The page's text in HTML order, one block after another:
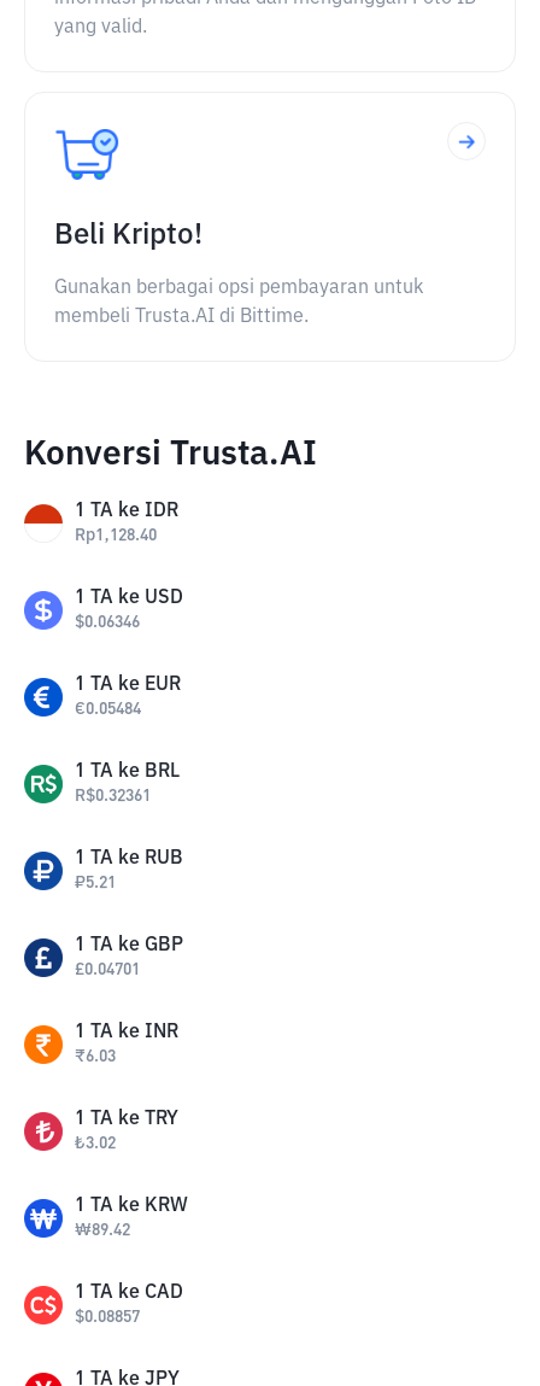
yang valid.
Beli Kripto!
Gunakan berbagai opsi pembayaran untuk
membeli Trusta.AI di Bittime.
Konversi Trusta.AI
1 TA ke IDR
Rp1,128.40
1 TA ke USD
$0.06346
1 TA ke EUR
€0.05484
1 TA ke BRL
R$0.32361
1 TA ke RUB
₽5.21
1 TA ke GBP
£0.04701
1 TA ke INR
₹6.03
1 TA ke TRY
₺3.02
1 TA ke KRW
₩89.42
1 TA ke CAD
$0.08857
1 TA ke JPY